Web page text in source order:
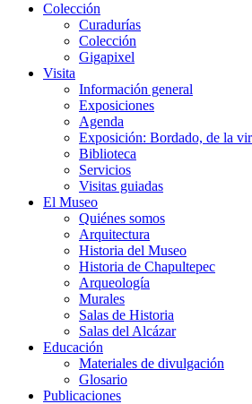
Colección
Curadurías
Colección
Gigapixel
Visita
Información general
Exposiciones
Agenda
Exposición: Bordado, de la
Biblioteca
Servicios
Visitas guiadas
El Museo
Quiénes somos
Arquitectura
Historia del Museo
Historia de Chapultepec
Arqueología
Murales
Salas de Historia
Salas del Alcázar
Educación
Materiales de divulgación
Glosario
Publicaciones